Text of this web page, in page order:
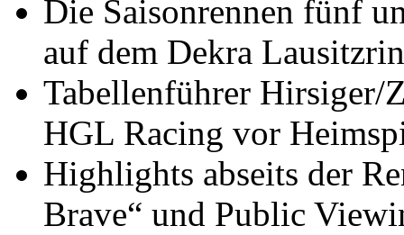
Die Saisonrennen fünf
auf dem Dekra
Tabellenführer Hirsiger/
HGL Racing vor
Highlights abseits der
Brave“ und Public